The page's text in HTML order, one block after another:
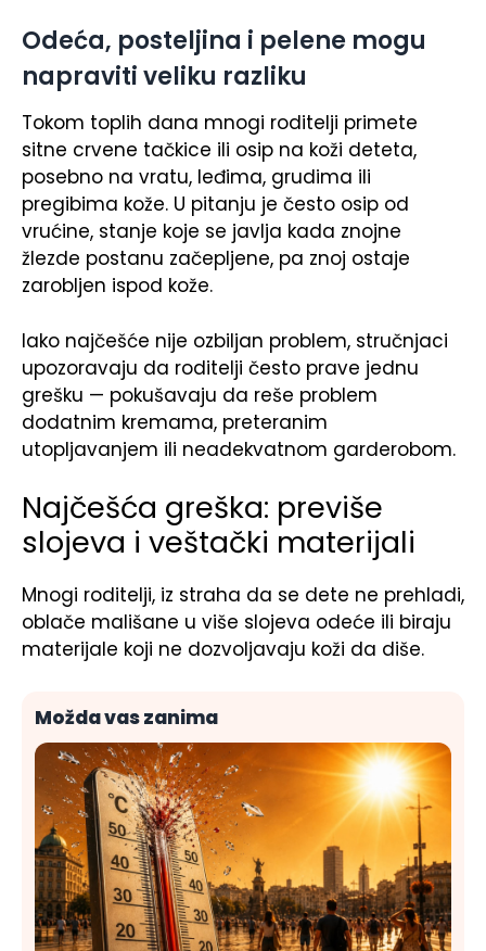
Odeća, posteljina i pelene mogu
napraviti veliku razliku
Tokom toplih dana mnogi roditelji primete
sitne crvene tačkice ili osip na koži deteta,
posebno na vratu, leđima, grudima ili
pregibima kože. U pitanju je često osip od
vrućine, stanje koje se javlja kada znojne
žlezde postanu začepljene, pa znoj ostaje
zarobljen ispod kože.
Iako najčešće nije ozbiljan problem, stručnjaci
upozoravaju da roditelji često prave jednu
grešku — pokušavaju da reše problem
dodatnim kremama, preteranim
utopljavanjem ili neadekvatnom garderobom.
Najčešća greška: previše
slojeva i veštački materijali
Mnogi roditelji, iz straha da se dete ne prehladi,
oblače mališane u više slojeva odeće ili biraju
materijale koji ne dozvoljavaju koži da diše.
Možda vas zanima